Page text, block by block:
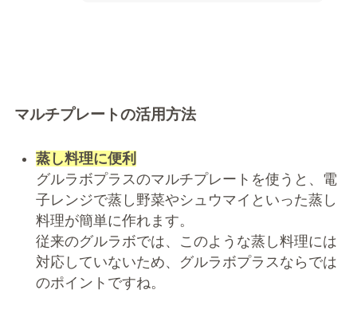
マルチプレートの活用方法
蒸し料理に便利
グルラボプラスのマルチプレートを使うと、電
子レンジで蒸し野菜やシュウマイといった蒸し
料理が簡単に作れます。
従来のグルラボでは、このような蒸し料理には
対応していないため、グルラボプラスならでは
のポイントですね。